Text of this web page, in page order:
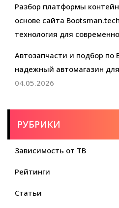
Разбор платформы
основе сайта
технология для
Автозапчасти и подбор по
надежный автомагазин
04.05.2026
РУБРИКИ
Зависимость от ТВ
Рейтинги
Статьи